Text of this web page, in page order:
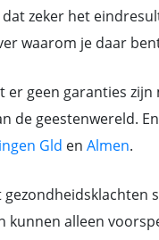
zeker het
waarom je daar
geen garanties
de geestenwereld.
Gld en Almen.
kunnen alleen